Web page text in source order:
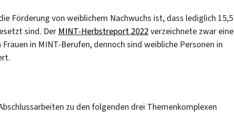
Förderung von weiblichem Nachwuchs ist, dass lediglich 15,5
sind. Der MINT-Herbstreport 2022 verzeichnete zwar eine
in MINT-Berufen, dennoch sind weibliche Personen in
zu den folgenden drei Themenkomplexen